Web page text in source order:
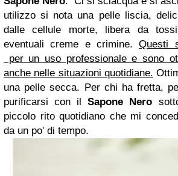
utilizzo si nota una pelle liscia,
dalle cellule morte, libera da
eventuali creme e crimine.Questi
per un uso professionale e sono
anche nelle situazioni quotidiane.
una pelle secca. Per chi ha fretta,
purificarsi con ilSapone Nero
piccolo rito quotidiano che mi
da un po' di tempo.